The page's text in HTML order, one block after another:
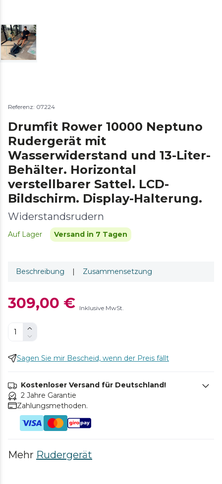
Referenz: 07224
Drumfit Rower 10000 Neptuno
Rudergerät mit
Wasserwiderstand und 13-Liter-
Behälter. Horizontal
verstellbarer Sattel. LCD-
Bildschirm. Display-Halterung.
Widerstandsrudern
Auf Lager Versand in 7 Tagen
Beschreibung | Zusammensetzung
309,00 € Inklusive MwSt.
Sagen Sie mir Bescheid, wenn der Preis fällt
Kostenloser Versand für Deutschland!
2 Jahre Garantie
Zahlungsmethoden.
Mehr Rudergerät